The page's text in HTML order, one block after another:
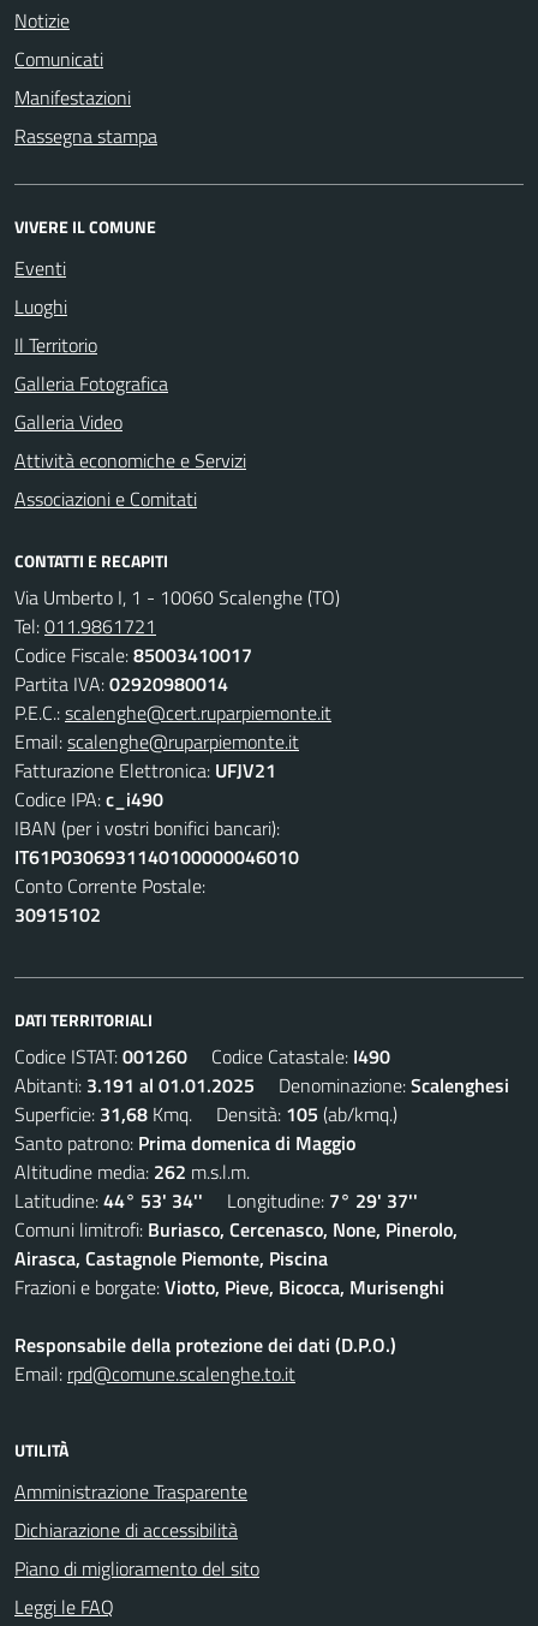
Notizie
Comunicati
Manifestazioni
Rassegna stampa
VIVERE IL COMUNE
Eventi
Luoghi
Il Territorio
Galleria Fotografica
Galleria Video
Attività economiche e Servizi
Associazioni e Comitati
CONTATTI E RECAPITI
Via Umberto I, 1 - 10060 Scalenghe (TO)
Tel:011.9861721
Codice Fiscale:85003410017
Partita IVA:02920980014
P.E.C.:scalenghe@cert.ruparpiemonte.it
Email:scalenghe@ruparpiemonte.it
Fatturazione Elettronica: UFJV21
Codice IPA:c_i490
IBAN (per i vostri bonifici bancari):
IT61P0306931140100000046010
Conto Corrente Postale:
30915102
DATI TERRITORIALI
Codice ISTAT:001260 Codice Catastale: I490
Abitanti: 3.191 al 01.01.2025 Denominazione:Scalenghesi
Superficie: 31,68 Kmq. Densità: 105 (ab/kmq.)
Santo patrono: Prima domenica di Maggio
Altitudine media: 262 m.s.l.m.
Latitudine:44° 53' 34'' Longitudine: 7° 29' 37''
Comuni limitrofi: Buriasco, Cercenasco, None, Pinerolo,
Airasca, Castagnole Piemonte, Piscina
Frazioni e borgate:Viotto, Pieve, Bicocca, Murisenghi
Responsabile della protezione dei dati (D.P.O.)
Email: rpd@comune.scalenghe.to.it
UTILITÀ
Amministrazione Trasparente
Dichiarazione di accessibilità
Piano di miglioramento del sito
Leggi le FAQ